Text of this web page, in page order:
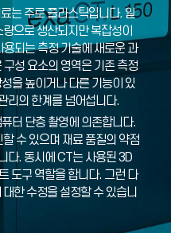
는 주로 플라스틱입니다. 일
으로 생산되지만 복잡성이
되는 측정 기술에 새로운 과
성 요소의 영역은 기존 측정
을 높이거나 다른 기능이 있
리의 한계를 넘어섭니다.
터 단층 촬영에 의존합니다.
수 있으며 재료 품질의 약점
다. 동시에 CT는 사용된 3D
도구 역할을 합니다. 그런 다
한 수정을 설정할 수 있습니